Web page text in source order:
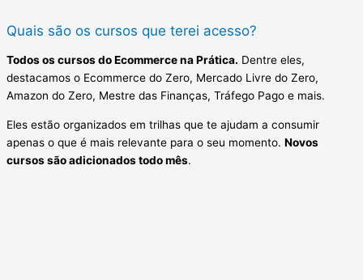
Quais são os cursos que terei acesso?
Todos os cursos do Ecommerce na Prática. Dentre eles,
destacamos o Ecommerce do Zero, Mercado Livre do Zero,
Amazon do Zero, Mestre das Finanças, Tráfego Pago e mais.
Eles estão organizados em trilhas que te ajudam a consumir
apenas o que é mais relevante para o seu momento. Novos
cursos são adicionados todo mês.